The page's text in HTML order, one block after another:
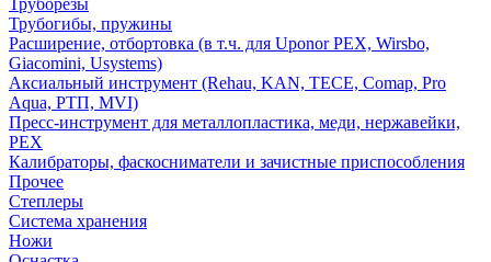
Труборезы
Трубогибы, пружины
Расширение, отбортовка (в т.ч. для Uponor PEX, Wirsbo,
Giacomini, Usystems)
Аксиальный инструмент (Rehau, KAN, TECE, Comap, Pro
Aqua, РТП, MVI)
Пресс-инструмент для металлопластика, меди, нержавейки,
PEX
Калибраторы, фаскосниматели и зачистные приспособления
Прочее
Степлеры
Система хранения
Ножи